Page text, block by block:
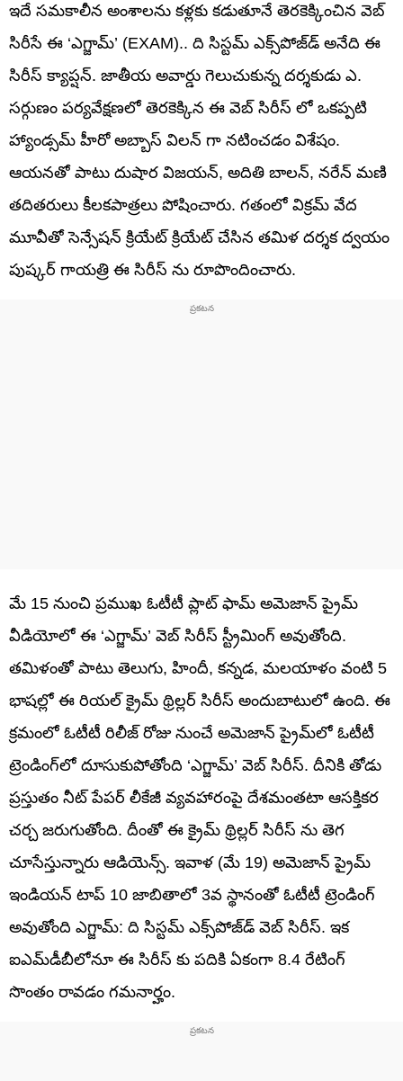
ఇదే సమకాలీన అంశాలను కళ్లకు కడుతూనే తెరకెక్కించిన వెబ్
సిరీసే ఈ ‘ఎగ్జామ్’ (EXAM).. ది సిస్టమ్ ఎక్స్‌పోజ్‌డ్ అనేది ఈ
సిరీస్ క్యాప్షన్. జాతీయ అవార్డు గెలుచుకున్న దర్శకుడు ఎ.
సర్గుణం పర్యవేక్షణలో తెరకెక్కిన ఈ వెబ్ సిరీస్ లో ఒకప్పటి
హ్యాండ్సమ్ హీరో అబ్బాస్ విలన్ గా నటించడం విశేషం.
ఆయనతో పాటు దుషార విజయన్, అదితి బాలన్, నరేన్ మణి
తదితరులు కీలకపాత్రలు పోషించారు. గతంలో విక్రమ్ వేద
మూవీతో సెన్సేషన్ క్రియేట్ క్రియేట్ చేసిన తమిళ దర్శక ద్వయం
పుష్కర్ గాయత్రి ఈ సిరీస్ ను రూపొందించారు.
మే 15 నుంచి ప్రముఖ ఓటీటీ ప్లాట్ ఫామ్ అమెజాన్ ప్రైమ్
వీడియోలో ఈ ‘ఎగ్జామ్’ వెబ్ సిరీస్ స్ట్రీమింగ్ అవుతోంది.
తమిళంతో పాటు తెలుగు, హిందీ, కన్నడ, మలయాళం వంటి 5
భాషల్లో ఈ రియల్ క్రైమ్ థ్రిల్లర్ సిరీస్ అందుబాటులో ఉంది. ఈ
క్రమంలో ఓటీటీ రిలీజ్ రోజు నుంచే అమెజాన్ ప్రైమ్‌లో ఓటీటీ
ట్రెండింగ్‌లో దూసుకుపోతోంది ‘ఎగ్జామ్’ వెబ్ సిరీస్. దీనికి తోడు
ప్రస్తుతం నీట్ పేపర్ లీకేజీ వ్యవహారంపై దేశమంతటా ఆసక్తికర
చర్చ జరుగుతోంది. దీంతో ఈ క్రైమ్ థ్రిల్లర్ సిరీస్ ను తెగ
చూసేస్తున్నారు ఆడియెన్స్. ఇవాళ (మే 19) అమెజాన్ ప్రైమ్
ఇండియన్ టాప్ 10 జాబితాలో 3వ స్థానంతో ఓటీటీ ట్రెండింగ్
అవుతోంది ఎగ్జామ్: ది సిస్టమ్ ఎక్స్‌పోజ్‌డ్ వెబ్ సిరీస్. ఇక
ఐఎమ్‌డీబీలోనూ ఈ సిరీస్ కు పదికి ఏకంగా 8.4 రేటింగ్
సొంతం రావడం గమనార్హం.